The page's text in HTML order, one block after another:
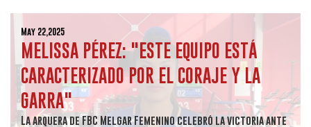
May 22,2025
MELISSA PÉREZ: "ESTE EQUIPO ESTÁ
CARACTERIZADO POR EL CORAJE Y LA
GARRA"
La arquera de FBC Melgar Femenino celebró la victoria ante